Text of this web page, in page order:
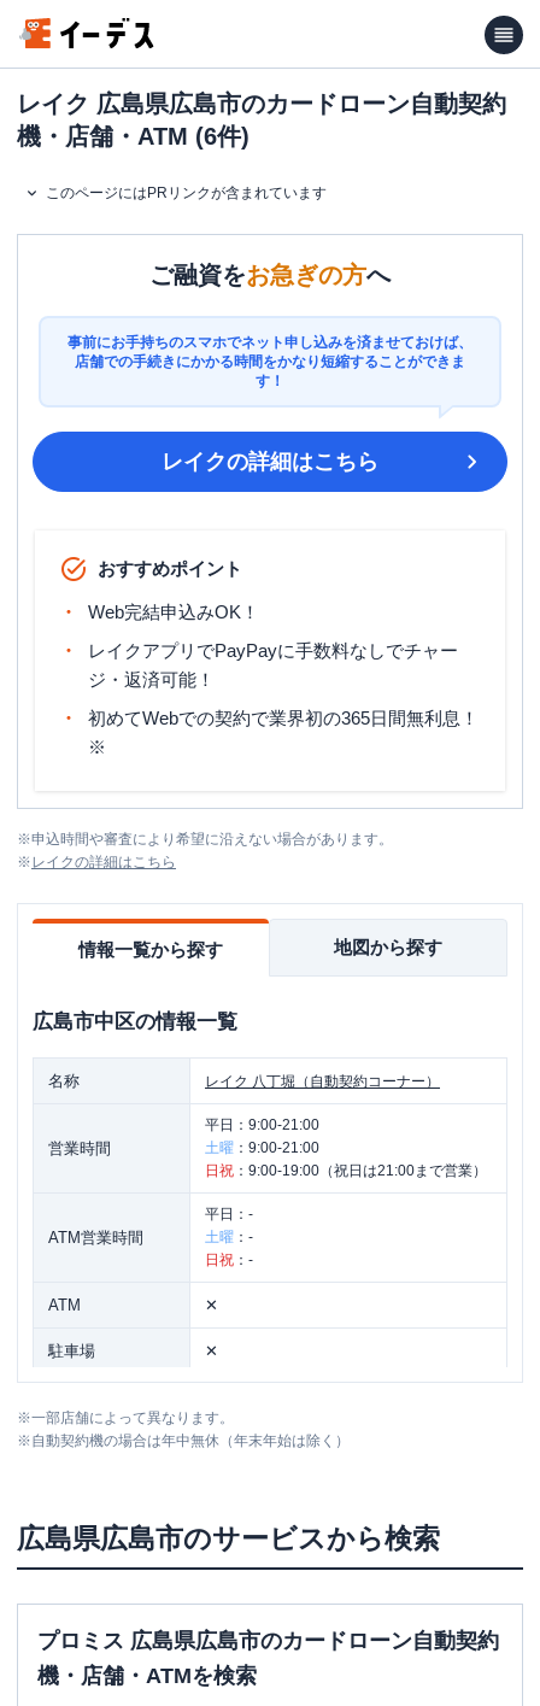
レイク 広島県広島市のカードローン自動契約
機・店舗・ATM (6件)
このページにはPRリンクが含まれています
ご融資をお急ぎの方へ
事前にお手持ちのスマホでネット申し込みを済ませておけば、
店舗での手続きにかかる時間をかなり短縮することができま
す！
レイクの詳細はこちら
おすすめポイント
Web完結申込みOK！
レイクアプリでPayPayに手数料なしでチャー
ジ・返済可能！
初めてWebでの契約で業界初の365日間無利息！
※
※申込時間や審査により希望に沿えない場合があります。
※ レイクの詳細はこちら
情報一覧から探す 地図から探す
広島市中区の情報一覧
名称 レイク 八丁堀（自動契約コーナー）
営業時間
平日： 9:00-21:00
土曜 ： 9:00-21:00
日祝 ： 9:00-19:00（祝日は21:00まで営業）
ATM営業時間
平日： -
土曜 ： -
日祝 ： -
ATM ✕
駐車場 ✕
住所
ビル7階
営業時間
平日：9:00-21:00
土曜
：9:00-21:00
日祝： 9:00-19:00（祝日は21:00まで営業）
※一部店舗によって異なります。
※自動契約機の場合は年中無休（年末年始は除く）
広島県広島市のサービスから検索
プロミス 広島県広島市のカードローン自動契約
機・店舗・ATMを検索